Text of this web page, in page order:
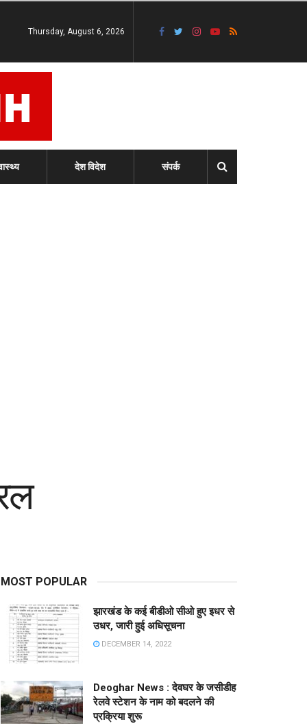
Thursday, August 6, 2026
देश विदेश संपर्क
MOST POPULAR
झारखंड के कई बीडीओ सीओ हुए इधर से
उधर, जारी हुई अधिसूचना
DECEMBER 14, 2022
Deoghar News : देवघर के जसीडीह
रेलवे स्टेशन के नाम को बदलने की
प्रक्रिया शुरू